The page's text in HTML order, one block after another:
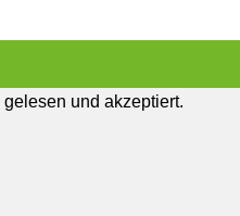
gelesen und akzeptiert.